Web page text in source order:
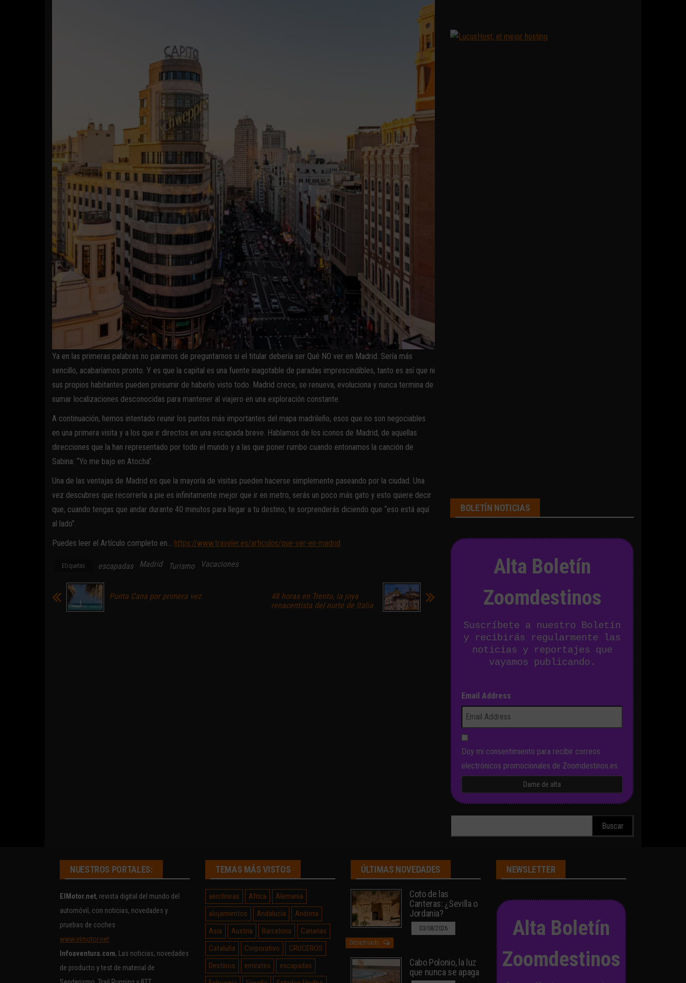
Ya en las primeras palabras no paramos de preguntarnos si el titular debería ser Qué NO ver en Madrid. Sería más
sencillo, acabaríamos pronto. Y es que la capital es una fuente inagotable de paradas imprescindibles, tanto es así que ni
sus propios habitantes pueden presumir de haberlo visto todo. Madrid crece, se renueva, evoluciona y nunca termina de
sumar localizaciones desconocidas para mantener al viajero en una exploración constante.
A continuación, hemos intentado reunir los puntos más importantes del mapa madrileño, esos que no son negociables
en una primera visita y a los que ir directos en una escapada breve. Hablamos de los iconos de Madrid, de aquellas
direcciones que la han representado por todo el mundo y a las que poner rumbo cuando entonamos la canción de
Sabina: “Yo me bajo en Atocha”.
Una de las ventajas de Madrid es que la mayoría de visitas pueden hacerse simplemente paseando por la ciudad. Una
vez descubres que recorrerla a pie es infinitamente mejor que ir en metro, serás un poco más gato y esto quiere decir
que, cuando tengas que andar durante 40 minutos para llegar a tu destino, te sorprenderás diciendo que “eso está aquí
al lado”.
Puedes leer el Artículo completo en… https://www.traveler.es/articulos/que-ver-en-madrid
Etiquetas escapadas Madrid Turismo Vacaciones
Punta Cana por primera vez
48 horas en Trento, la joya
renacentista del norte de Italia
BOLETÍN NOTICIAS
Alta Boletín
Zoomdestinos
Suscríbete a nuestro Boletín
y recibirás regularmente las
noticias y reportajes que
vayamos publicando.
Email Address
Doy mi consentimiento para recibir correos
electrónicos promocionales de Zoomdestinos.es
NUESTROS PORTALES:
ElMotor.net, revista digital del mundo del
automóvil, con noticias, novedades y
pruebas de coches
www.elmotor.net
Infoaventura.com, Las noticias, novedades
de producto y test de material de
TEMAS MÁS VISTOS
aerolineas Africa
Alemania
alojamientos
Andalucía
Andorra
Asia
Austria Barcelona
Canarias
Cataluña
Corporativo
CRUCEROS
Destinos
emirates
escapadas
ÚLTIMAS NOVEDADES
Coto de las
Canteras: ¿Sevilla o
Jordania?
03/08/2026
Desactivado
Cabo Polonio, la luz
que nunca se apaga
NEWSLETTER
Alta Boletín
Zoomdestinos